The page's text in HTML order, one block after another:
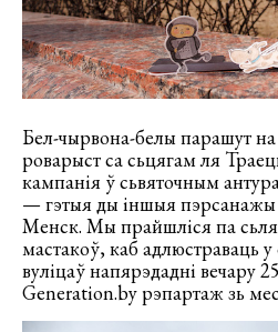
Бел-чырвона-белы парашут
роварыст са сьцягам ля
кампанія ў сьвяточным
— гэтыя ды іншыя пэрсанажы
Менск. Мы прайшліся па
мастакоў, каб адлюстраваць
вуліцаў напярэдадні вечару
Generation.by рэпартаж зь